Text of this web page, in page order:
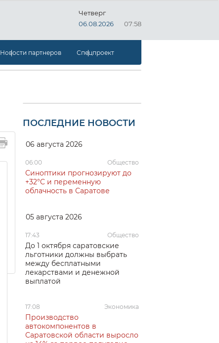
Четверг
06.08.2026
07:58
Новости партнеров Спецпроект
ПОСЛЕДНИЕ НОВОСТИ
06 августа 2026
06:00 Общество
Синоптики прогнозируют до
+32°C и переменную
облачность в Саратове
05 августа 2026
17:43 Общество
До 1 октября саратовские
льготники должны выбрать
между бесплатными
лекарствами и денежной
выплатой
17:08 Экономика
Производство
автокомпонентов в
Саратовской области выросло